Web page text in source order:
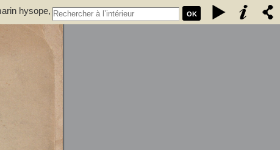
OK
hysope,